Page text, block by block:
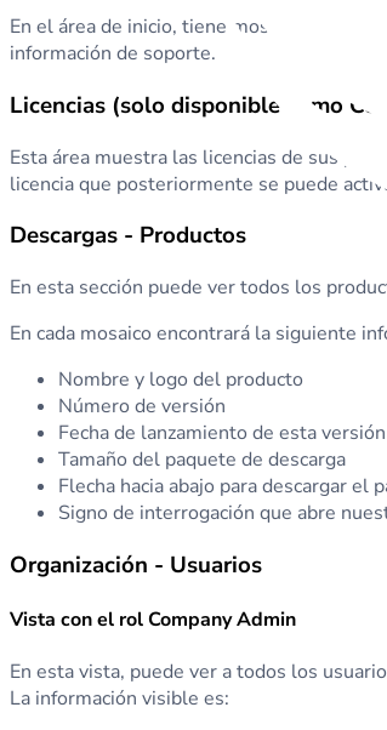
En el área de inicio, tiene mosaicos que le
información de soporte.
Licencias (solo disponible como
Esta área muestra las licencias de sus
licencia que posteriormente se puede
Descargas - Productos
En esta sección puede ver todos los
En cada mosaico encontrará la siguiente
Nombre y logo del producto
Número de versión
Fecha de lanzamiento de esta versión
Tamaño del paquete de descarga
Flecha hacia abajo para descargar el
Signo de interrogación que abre
Organización - Usuarios
Vista con el rol Company Admin
En esta vista, puede ver a todos los
La información visible es: